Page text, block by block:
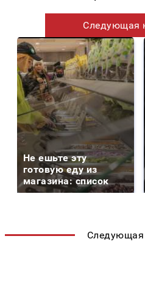
Следующая
Не ешьте эту
готовую еду из
магазина: список
Следующая